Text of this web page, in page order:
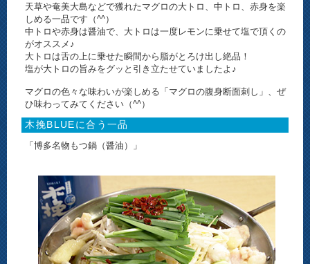
天草や奄美大島などで獲れたマグロの大トロ、中トロ、赤身を楽
しめる一品です（^^）
中トロや赤身は醤油で、大トロは一度レモンに乗せて塩で頂くの
がオススメ♪
大トロは舌の上に乗せた瞬間から脂がとろけ出し絶品！
塩が大トロの旨みをグッと引き立たせていましたよ♪
マグロの色々な味わいが楽しめる「マグロの腹身断面刺し」、ぜ
ひ味わってみてください（^^）
木挽BLUEに合う一品
「博多名物もつ鍋（醤油）」